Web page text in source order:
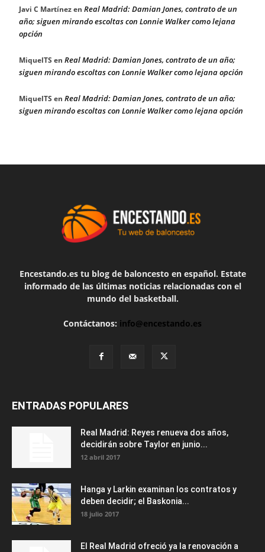
Javi C Martínezen Real Madrid: Damian Jones, contrato de un
año; siguen mirando escoltas con Lonnie Walker como lejana
opción
MiquelTS en Real Madrid: Damian Jones, contrato de un año;
siguen mirando escoltas con Lonnie Walker como lejana opción
MiquelTS en Real Madrid: Damian Jones, contrato de un año;
siguen mirando escoltas con Lonnie Walker como lejana opción
Encestando.es tu blog de baloncesto en español. Estate
informado de las últimas noticias relacionadas con el
mundo del basketball.
Contáctanos: info@encestando.es
ENTRADAS POPULARES
Real Madrid: Reyes renueva dos años,
decidirán sobre Taylor en junio...
12 abril 2017
Hanga y Larkin examinan los contratos y
deben decidir; el Baskonia...
18 julio 2017
El Real Madrid ofreció ya la renovación a